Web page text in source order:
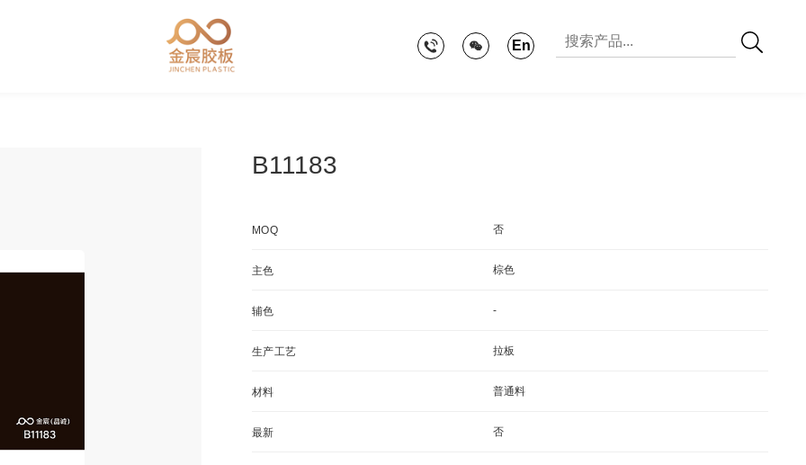
En
B11183
MOQ 否
主色 棕色
辅色 -
生产工艺 拉板
材料 普通料
最新 否